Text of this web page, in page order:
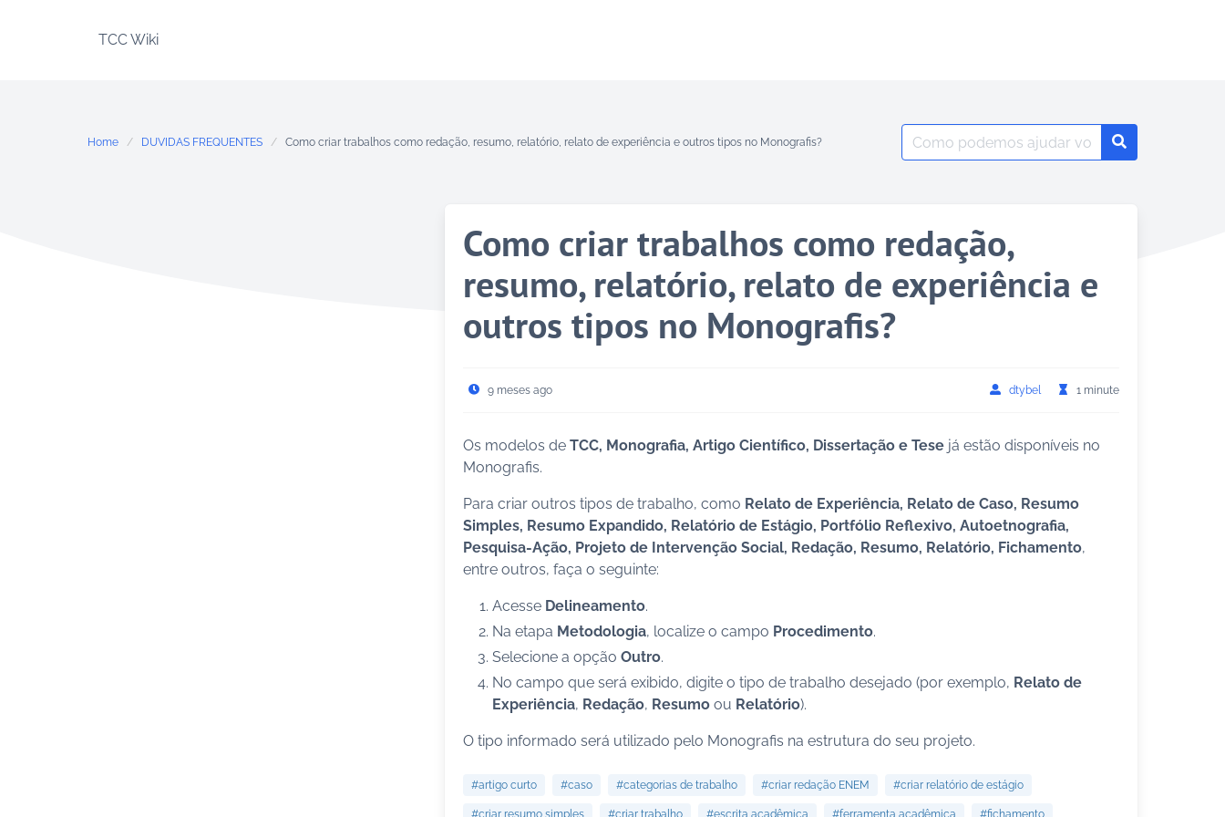
TCC Wiki
Home DUVIDAS FREQUENTES Como criar trabalhos como redação, resumo, relatório, relato de experiência e outros tipos no Monografis?
Search
for:
Search
Como criar trabalhos como redação,
resumo, relatório, relato de experiência e
outros tipos no Monografis?
9 meses ago dtybel 1 minute
Os modelos deTCC, Monografia, Artigo Científico, Dissertação e Tese já estão disponíveis no
Monografis.
Para criar outros tipos de trabalho, como Relato de Experiência, Relato de Caso, Resumo
Simples, Resumo Expandido, Relatório de Estágio, Portfólio Reflexivo, Autoetnografia,
Pesquisa-Ação, Projeto de Intervenção Social, Redação, Resumo, Relatório, Fichamento,
entre outros, faça o seguinte:
Acesse Delineamento.
Na etapa Metodologia, localize o campo Procedimento.
Selecione a opçãoOutro.
No campo que será exibido, digite o tipo de trabalho desejado (por exemplo, Relato de
Experiência, Redação, Resumo ou Relatório).
O tipo informado será utilizado pelo Monografis na estrutura do seu projeto.
#artigo curto #caso #categorias de trabalho #criar redação ENEM #criar relatório de estágio
#criar resumo simples #criar trabalho #escrita acadêmica #ferramenta acadêmica #fichamento